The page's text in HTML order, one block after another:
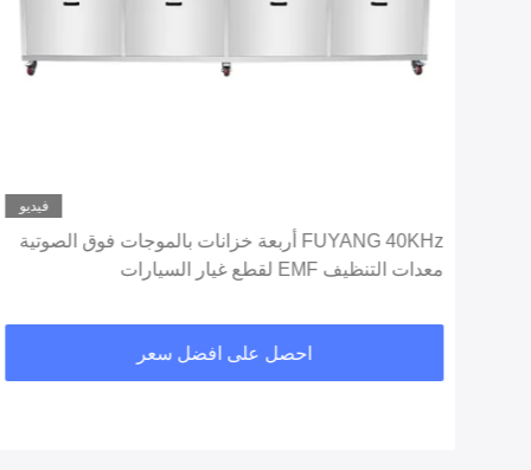
فيديو
FUYANG 40KHz أربعة خزانات بالموجات فوق الصوتية
معدات التنظيف EMF لقطع غيار السيارات
احصل على افضل سعر